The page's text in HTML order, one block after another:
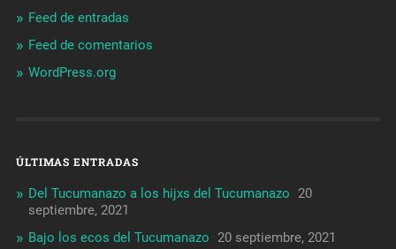
Feed de entradas
Feed de comentarios
WordPress.org
ÚLTIMAS ENTRADAS
Del Tucumanazo a los hijxs del Tucumanazo
20
septiembre, 2021
Bajo los ecos del Tucumanazo
20 septiembre, 2021